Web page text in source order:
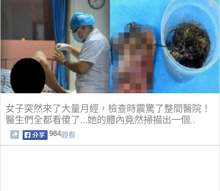
女子突然來了大量月經，檢查時震驚了整間醫院！
醫生們全都看傻了...她的體內竟然掃描出一個..
984觀看